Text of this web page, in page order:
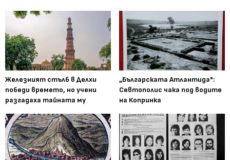
Железният стълб в Делхи
победи времето, но учени
разгадаха тайната му
„Българската Атлантида":
Севтополис чака под водите
на Копринка